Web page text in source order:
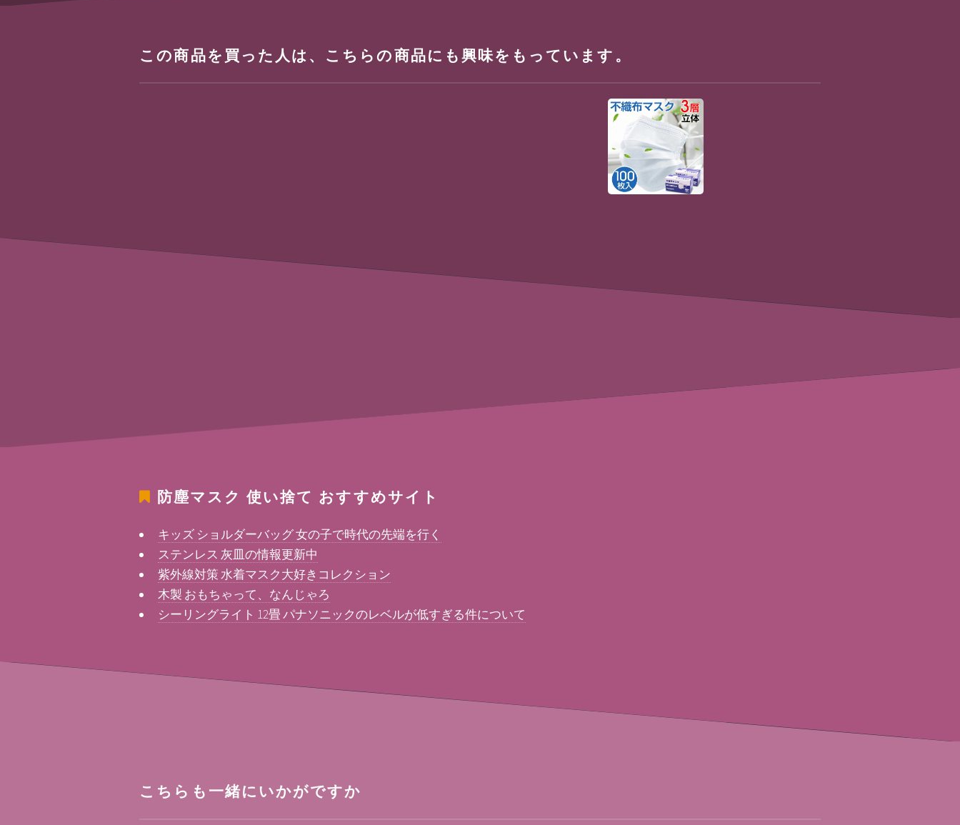
この商品を買った人は、こちらの商品にも興味をもっています。
防塵マスク 使い捨て おすすめサイト
キッズ ショルダーバッグ 女の子で時代の先端を行く
ステンレス 灰皿の情報更新中
紫外線対策 水着マスク大好きコレクション
木製 おもちゃって、なんじゃろ
シーリングライト 12畳 パナソニックのレベルが低すぎる件について
こちらも一緒にいかがですか